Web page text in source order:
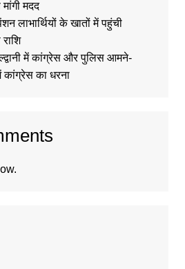
मदद
लाभार्थियों के खातों में पहुंची
में कांग्रेस और पुलिस आमने-
कांग्रेस का धरना